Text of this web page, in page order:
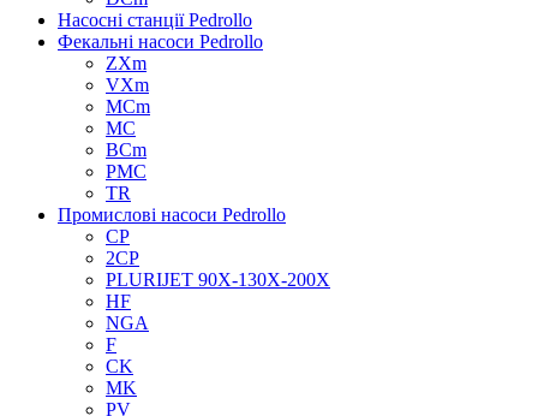
Насосні станції Pedrollo
Фекальні насоси Pedrollo
ZXm
VXm
MCm
MC
BCm
PMC
TR
Промислові насоси Pedrollo
CP
2CP
PLURIJET 90X-130X-200X
HF
NGA
F
CK
MK
PV